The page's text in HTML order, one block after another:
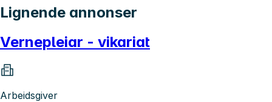
Lignende annonser
Vernepleiar - vikariat
Arbeidsgiver